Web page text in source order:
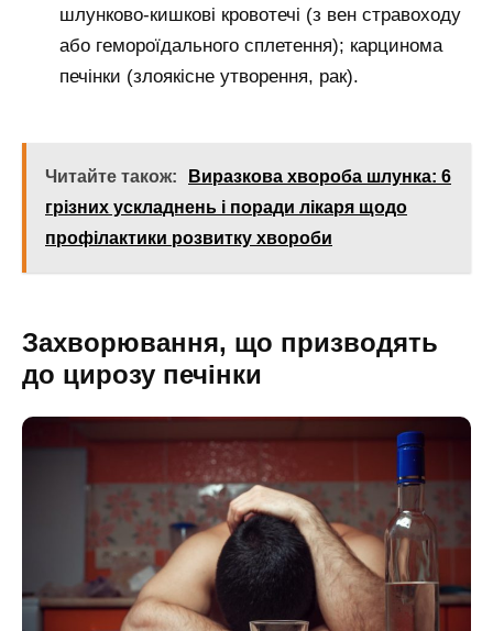
шлунково-кишкові кровотечі (з вен стравоходу
або гемороїдального сплетення); карцинома
печінки (злоякісне утворення, рак).
Читайте також:
Виразкова хвороба шлунка: 6
грізних ускладнень і поради лікаря щодо
профілактики розвитку хвороби
Захворювання, що призводять
до цирозу печінки